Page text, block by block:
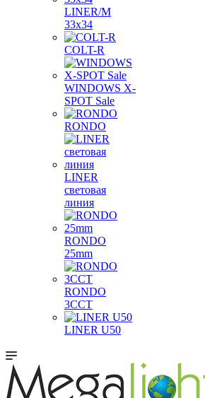
LINER/М
33х34
COLT-R
WINDOWS X-
SPOT Sale
RONDO
LINER
световая
линия
RONDO
25mm
RONDO
3CCT
LINER U50